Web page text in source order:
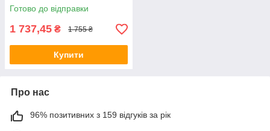
Готово до відправки
1 737,45 ₴ 1 755 ₴
Купити
Про нас
96% позитивних з 159 відгуків за рік